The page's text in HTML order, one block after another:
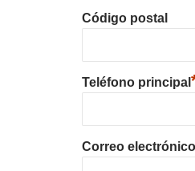
Código postal
Teléfono principal
Correo electrónico